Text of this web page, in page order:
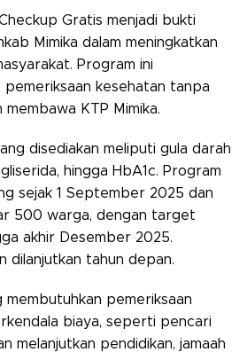
Gratis menjadi bukti
Mimika dalam meningkatkan
Program ini
pemeriksaan kesehatan tanpa
KTP Mimika.
disediakan meliputi gula darah
hingga HbA1c. Program
sejak 1 September 2025 dan
500 warga, dengan target
akhir Desember 2025.
dilanjutkan tahun depan.
membutuhkan pemeriksaan
biaya, seperti pencari
melanjutkan pendidikan, jamaah